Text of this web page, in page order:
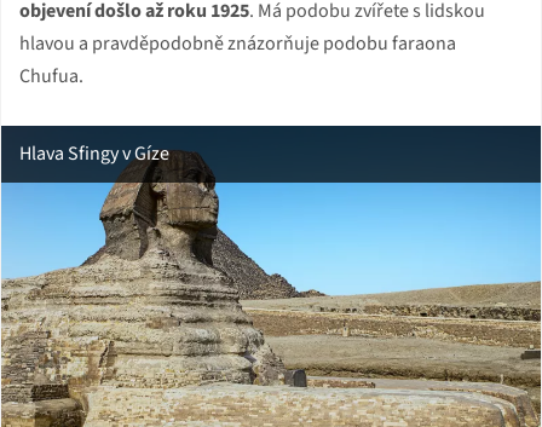
objevení došlo až roku 1925. Má podobu zvířete s lidskou
hlavou a pravděpodobně znázorňuje podobu faraona
Chufua.
Hlava Sfingy v Gíze